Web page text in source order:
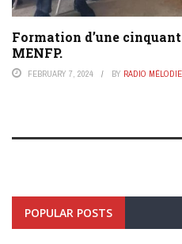
Formation d’une
MENFP.
FEBRUARY 7, 2024 BY RADIO
POPULAR POSTS